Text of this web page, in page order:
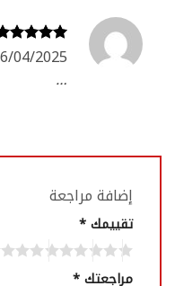
تم التقييم
16/04/2025
…
إضافة مراجعة
تقييمك*
مراجعتك*